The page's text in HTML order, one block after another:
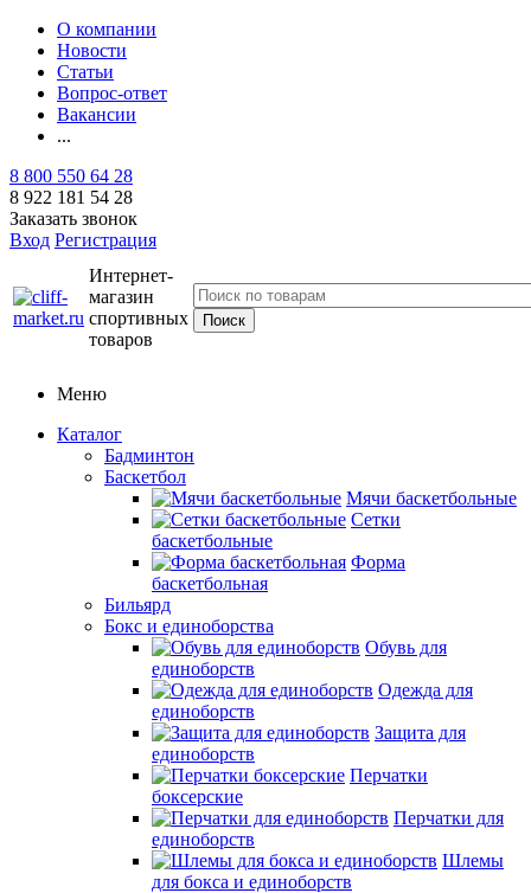
О компании
Новости
Статьи
Вопрос-ответ
Вакансии
...
8 800 550 64 28
8 922 181 54 28
Заказать звонок
Вход Регистрация
Интернет-
магазин
спортивных
товаров
Меню
Каталог
Бадминтон
Баскетбол
Мячи баскетбольные
Сетки
баскетбольные
Форма
баскетбольная
Бильярд
Бокс и единоборства
Обувь для
единоборств
Одежда для
единоборств
Защита для
единоборств
Перчатки
боксерские
Перчатки для
единоборств
Шлемы
для бокса и единоборств